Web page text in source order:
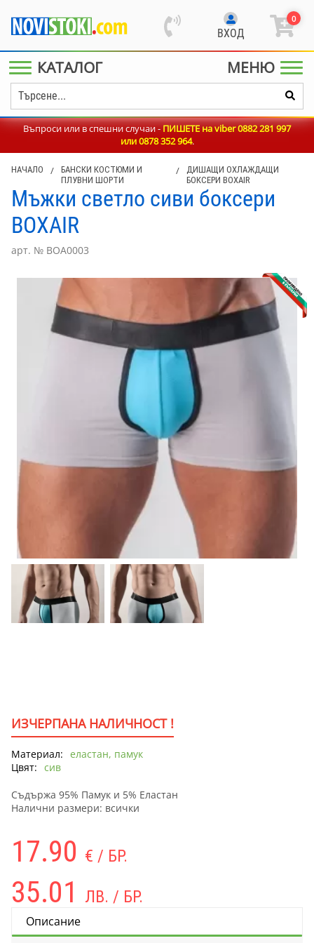
ВХОД
0
КАТАЛОГ МЕНЮ
Въпроси или в спешни случаи -ПИШЕТЕ на viber 0882 281 997
или0878 352 964.
НАЧАЛО /
БАНСКИ КОСТЮМИ И
ПЛУВНИ ШОРТИ
/
ДИШАЩИ ОХЛАЖДАЩИ
БОКСЕРИ BOXAIR
Мъжки светло сиви боксери
BOXAIR
арт. № BOA0003
ИЗЧЕРПАНА НАЛИЧНОСТ !
Материал: еластан, памук
Цвят: сив
Съдържа 95% Памук и 5% Еластан
Налични размери: всички
17.90 € / БР.
35.01 ЛВ. / БР.
Описание